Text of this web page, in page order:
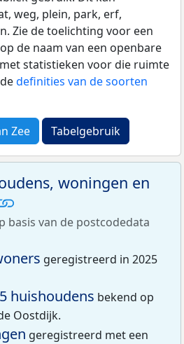
weg, plein, park, erf,
Zie de toelichting voor een
de naam van een openbare
statistieken voor die ruimte
definities van de soorten
Zee Tabelgebruik
woningen en
basis van de postcodedata
geregistreerd in 2025
huishoudens bekend op
Oostdijk.
geregistreerd met een